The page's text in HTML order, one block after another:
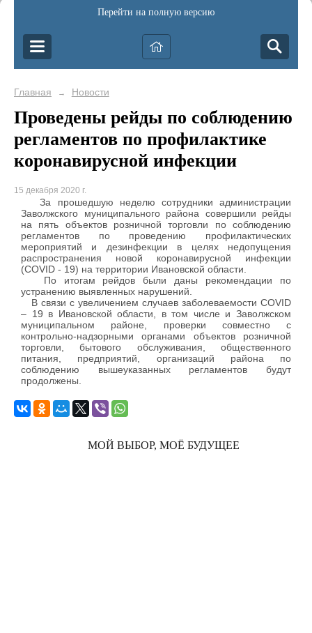
Перейти на полную версию
Главная → Новости
Проведены рейды по соблюдению
регламентов по профилактике
коронавирусной инфекции
15 декабря 2020 г.
За прошедшую неделю сотрудники администрации
Заволжского муниципального района совершили рейды
на пять объектов розничной торговли по соблюдению
регламентов по проведению профилактических
мероприятий и дезинфекции в целях недопущения
распространения новой коронавирусной инфекции
(COVID - 19) на территории Ивановской области.
По итогам рейдов были даны рекомендации по
устранению выявленных нарушений.
В связи с увеличением случаев заболеваемости COVID
– 19 в Ивановской области, в том числе и Заволжском
муниципальном районе, проверки совместно с
контрольно-надзорными органами объектов розничной
торговли, бытового обслуживания, общественного
питания, предприятий, организаций района по
соблюдению вышеуказанных регламентов будут
продолжены.
МОЙ ВЫБОР, МОЁ БУДУЩЕЕ